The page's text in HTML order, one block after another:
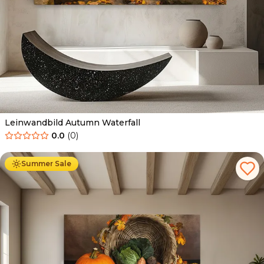
Leinwandbild Autumn Waterfall
0.0 (0)
Summer Sale
Ab 39.90 € 34.90